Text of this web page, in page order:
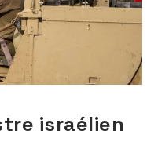
israélien